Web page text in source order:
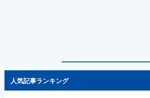
人気記事ランキング